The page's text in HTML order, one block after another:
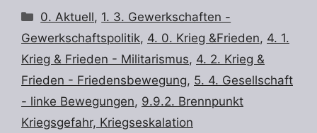
Kategorien
0. Aktuell, 1. 3. Gewerkschaften -
Gewerkschaftspolitik, 4. 0. Krieg &Frieden, 4. 1.
Krieg & Frieden - Militarismus, 4. 2. Krieg &
Frieden - Friedensbewegung, 5. 4. Gesellschaft
- linke Bewegungen, 9.9.2. Brennpunkt
Kriegsgefahr, Kriegseskalation